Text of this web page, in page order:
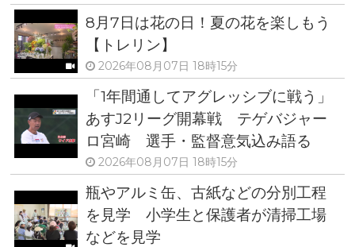
8月7日は花の日！夏の花を楽しもう
【トレリン】
2026年08月07日 18時15分
「1年間通してアグレッシブに戦う」
あすJ2リーグ開幕戦 テゲバジャー
ロ宮崎 選手・監督意気込み語る
2026年08月07日 18時15分
瓶やアルミ缶、古紙などの分別工程
を見学 小学生と保護者が清掃工場
などを見学